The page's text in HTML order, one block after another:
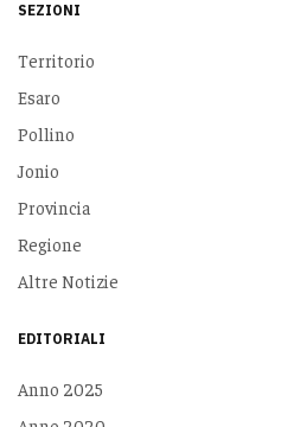
SEZIONI
Territorio
Esaro
Pollino
Jonio
Provincia
Regione
Altre Notizie
EDITORIALI
Anno 2025